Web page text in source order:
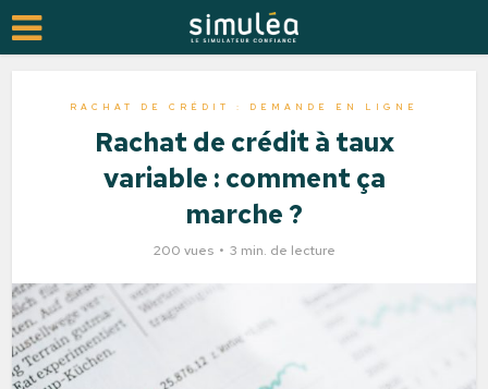
RACHAT DE CRÉDIT : DEMANDE EN LIGNE
Rachat de crédit à taux
variable : comment ça
marche ?
200 vues 3 min. de lecture